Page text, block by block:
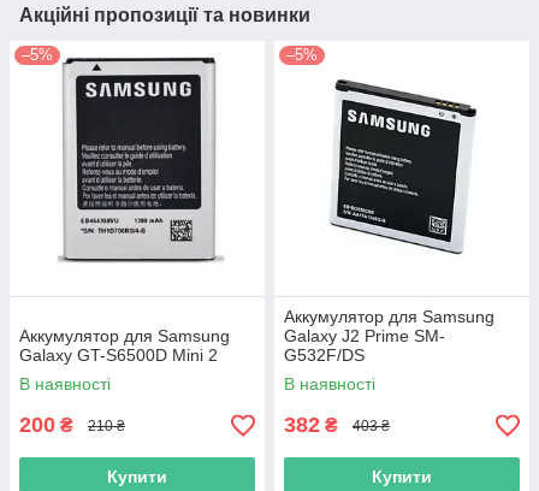
Акційні пропозиції та новинки
–5%
Аккумулятор для Samsung
Galaxy GT-S6500D Mini 2
В наявності
200 ₴ 210 ₴
Купити
–5%
Аккумулятор для Samsung
Galaxy J2 Prime SM-
G532F/DS
В наявності
382 ₴ 403 ₴
Купити